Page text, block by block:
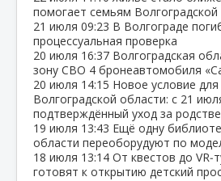
помогает семьям Волгоградской
21 июля 09:23 В Волгограде
процессуальная проверка
20 июля 16:37 Волгоградская
зону СВО 4 бронеавтомобиля
20 июля 14:15 Новое условие
Волгоградской области: с 21
подтверждённый уход за
19 июля 13:43 Ещё одну
области переоборудуют по
18 июля 13:14 От квестов до
готовят к открытию детский